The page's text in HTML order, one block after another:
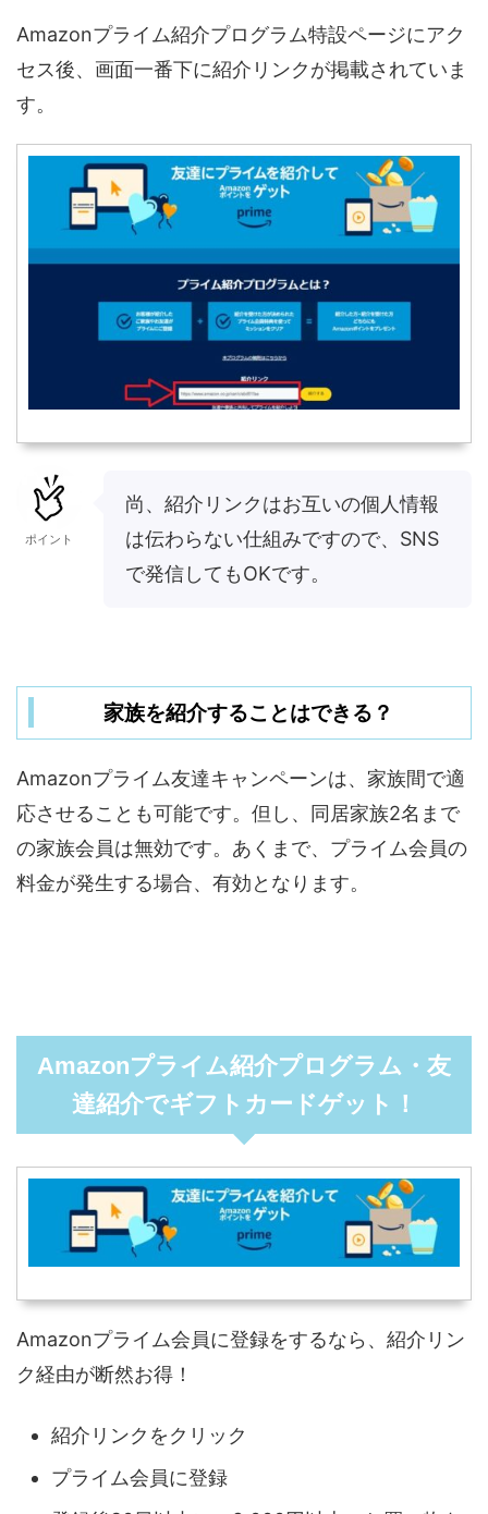
Amazonプライム紹介プログラム特設ページにアク
セス後、画面一番下に紹介リンクが掲載されていま
す。
ポイント
尚、紹介リンクはお互いの個人情報
は伝わらない仕組みですので、SNS
で発信してもOKです。
家族を紹介することはできる？
Amazonプライム友達キャンペーンは、家族間で適
応させることも可能です。但し、同居家族2名まで
の家族会員は無効です。あくまで、プライム会員の
料金が発生する場合、有効となります。
Amazonプライム紹介プログラム・友
達紹介でギフトカードゲット！
Amazonプライム会員に登録をするなら、紹介リン
ク経由が断然お得！
紹介リンクをクリック
プライム会員に登録